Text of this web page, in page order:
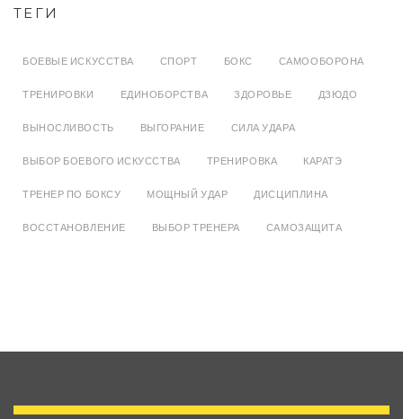
ТЕГИ
БОЕВЫЕ ИСКУССТВА СПОРТ БОКС САМООБОРОНА
ТРЕНИРОВКИ ЕДИНОБОРСТВА ЗДОРОВЬЕ ДЗЮДО
ВЫНОСЛИВОСТЬ ВЫГОРАНИЕ СИЛА УДАРА
ВЫБОР БОЕВОГО ИСКУССТВА ТРЕНИРОВКА КАРАТЭ
ТРЕНЕР ПО БОКСУ МОЩНЫЙ УДАР ДИСЦИПЛИНА
ВОССТАНОВЛЕНИЕ ВЫБОР ТРЕНЕРА САМОЗАЩИТА